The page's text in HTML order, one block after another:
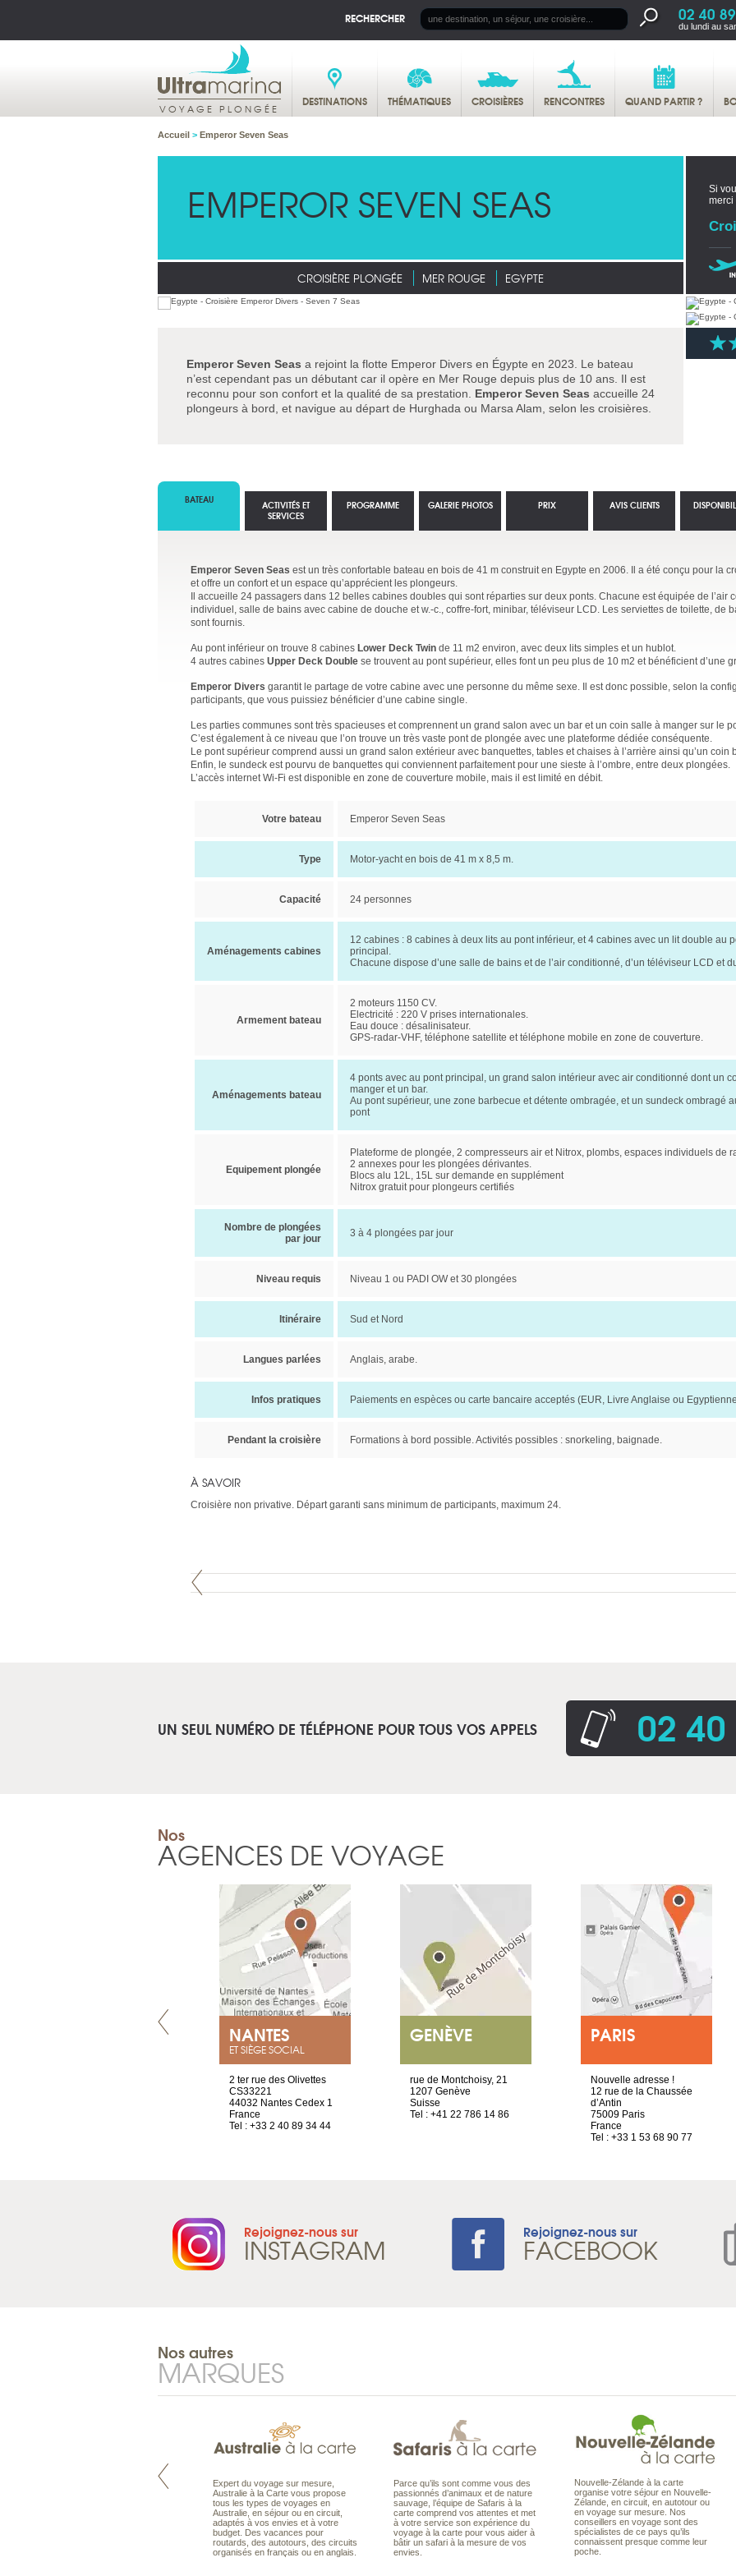
RECHERCHER 02 40
du lundi au
VOYAGE PLONGÉE DESTINATIONS THÉMATIQUES CROISIÈRES RENCONTRES QUAND PARTIR ?
Accueil > Emperor Seven Seas
EMPEROR SEVEN SEAS
CROISIÈRE PLONGÉE MER ROUGE EGYPTE
Si
merci
Emperor Seven Seas a rejoint la flotte Emperor Divers en Égypte en 2023. Le bateau
n’est cependant pas un débutant car il opère en Mer Rouge depuis plus de 10 ans. Il est
reconnu pour son confort et la qualité de sa prestation. EmperorSeven Seas accueille 24
plongeurs à bord, et navigue au départ de Hurghada ou Marsa Alam, selon les croisières.
BATEAU
Emperor Seven Seas est un très confortable bateau en bois de 41 m construit en Egypte en 2006. Il a été conçu pour la
et offre un confort et un espace qu’apprécient les plongeurs.
Il accueille 24 passagers dans 12 belles cabines doubles qui sont réparties sur deux ponts. Chacune est équipée de l’air
individuel, salle de bains avec cabine de douche et w.-c., coffre-fort, minibar, téléviseur LCD. Les serviettes de toilette, de
sont fournis.
Au pont inférieur on trouve 8 cabines Lower Deck Twin de 11 m2 environ, avec deux lits simples et un hublot.
4 autres cabines Upper Deck Double se trouvent au pont supérieur, elles font un peu plus de 10 m2 et bénéficient d’une
Emperor Divers garantit le partage de votre cabine avec une personne du même sexe. Il est donc possible, selon la
participants, que vous puissiez bénéficier d’une cabine single.
Les parties communes sont très spacieuses et comprennent un grand salon avec un bar et un coin salle à manger sur le
C’est également à ce niveau que l’on trouve un très vaste pont de plongée avec une plateforme dédiée conséquente.
Le pont supérieur comprend aussi un grand salon extérieur avec banquettes, tables et chaises à l’arrière ainsi qu’un coin
Enfin, le sundeck est pourvu de banquettes qui conviennent parfaitement pour une sieste à l’ombre, entre deux plongées.
L’accès internet Wi-Fi est disponible en zone de couverture mobile, mais il est limité en débit.
Votre bateau Emperor Seven Seas
Type Motor-yacht en bois de 41 m x 8,5 m.
Capacité 24 personnes
Aménagements cabines
12 cabines : 8 cabines à deux lits au pont inférieur, et 4 cabines avec un lit double au
principal.
Chacune dispose d’une salle de bains et de l’air conditionné, d’un téléviseur LCD et
Armement bateau
2 moteurs 1150 CV.
Electricité : 220 V prises internationales.
Eau douce : désalinisateur.
GPS-radar-VHF, téléphone satellite et téléphone mobile en zone de couverture.
Aménagements bateau
4 ponts avec au pont principal, un grand salon intérieur avec air conditionné dont un
manger et un bar.
Au pont supérieur, une zone barbecue et détente ombragée, et un sundeck ombragé
pont
Equipement plongée
Plateforme de plongée, 2 compresseurs air et Nitrox, plombs, espaces individuels de
2 annexes pour les plongées dérivantes.
Blocs alu 12L, 15L sur demande en supplément
Nitrox gratuit pour plongeurs certifiés
Nombre de plongées
par jour
3 à 4 plongées par jour
Niveau requis Niveau 1 ou PADI OW et 30 plongées
Itinéraire Sud et Nord
Langues parlées Anglais, arabe.
Infos pratiques Paiements en espèces ou carte bancaire acceptés (EUR, Livre Anglaise ou
Pendant la croisière Formations à bord possible. Activités possibles : snorkeling, baignade.
À SAVOIR
Croisière non privative. Départ garanti sans minimum de participants, maximum 24.
ACTIVITÉS ET
SERVICES
PROGRAMME GALERIE PHOTOS PRIX AVIS CLIENTS
UN SEUL NUMÉRO DE TÉLÉPHONE POUR TOUS VOS APPELS 02
Nos
AGENCES DE VOYAGE
NANTES
ET SIÈGE SOCIAL
2 ter rue des Olivettes
CS33221
44032 Nantes Cedex 1
France
Tel : +33 2 40 89 34 44
GENÈVE
rue de Montchoisy, 21
1207 Genève
Suisse
Tel : +41 22 786 14 86
PARIS
Nouvelle adresse !
12 rue de la Chaussée
d’Antin
75009 Paris
France
Tel : +33 1 53 68 90 77
Rejoignez-nous sur
INSTAGRAM Rejoignez-nous sur
FACEBOOK
Nos autres
MARQUES
Pacifique à la carte est le spécialiste
Expert du voyage sur mesure,
Australie à la Carte vous propose
tous les types de voyages en
Australie, en séjour ou en circuit,
adaptés à vos envies et à votre
budget. Des vacances pour
routards, des autotours, des circuits
organisés en français ou en anglais.
Parce qu’ils sont comme vous des
passionnés d’animaux et de nature
sauvage, l’équipe de Safaris à la
carte comprend vos attentes et met
à votre service son expérience du
voyage à la carte pour vous aider à
bâtir un safari à la mesure de vos
envies.
Nouvelle-Zélande à la carte
organise votre séjour en Nouvelle-
Zélande, en circuit, en autotour ou
en voyage sur mesure. Nos
conseillers en voyage sont des
spécialistes de ce pays qu’ils
connaissent presque comme leur
poche.